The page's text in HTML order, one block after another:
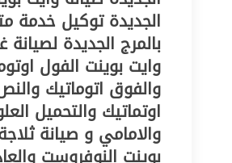
الجديدة توكيل خدمة
بالمرج الجديدة لصيانة
وايت بوينت الفول
والفوق اتوماتيك
اوتماتيك والتحميل
والامامي و صيانة